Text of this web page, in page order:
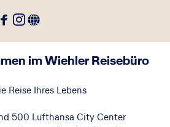
im Wiehler Reisebüro
Reise Ihres Lebens
500 Lufthansa City Center